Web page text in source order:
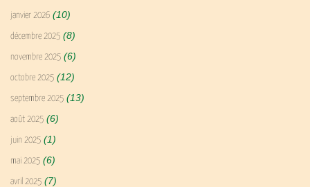
janvier 2026 (10)
décembre 2025 (8)
novembre 2025 (6)
octobre 2025 (12)
septembre 2025 (13)
août 2025 (6)
juin 2025 (1)
mai 2025 (6)
avril 2025 (7)